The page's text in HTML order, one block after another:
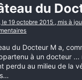
du
le 19 octobre 2015 , mis à
du Docteur M a,
à un docteur ...
perdu au milieu de la